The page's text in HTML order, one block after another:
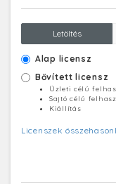
Letöltés
Alap licensz
Bővített licensz
Üzleti célú
Sajtó célú
Kiállítás
Licenszek